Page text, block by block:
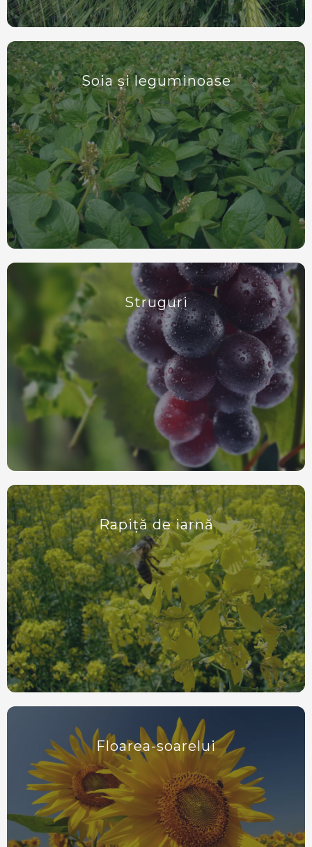
Soia și leguminoase
Struguri
Rapiță de iarnă
Floarea-soarelui